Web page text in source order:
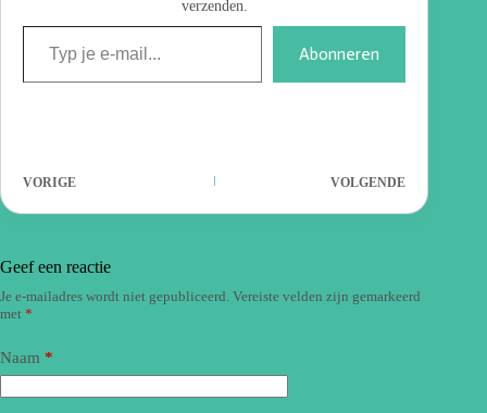
verzenden.
Abonneren
VORIGE VOLGENDE
Geef een reactie
Je e-mailadres wordt niet gepubliceerd. Vereiste velden zijn gemarkeerd
met *
Naam *